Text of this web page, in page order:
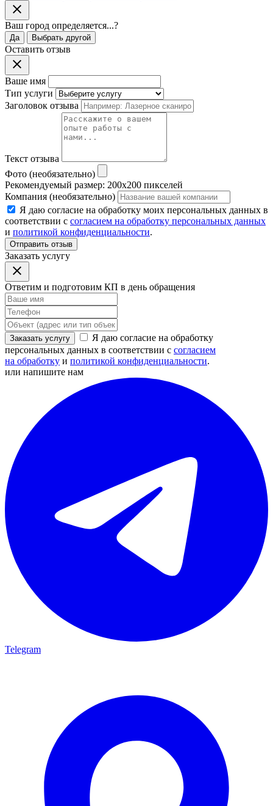
Ваш город определяется...?
Да Выбрать другой
Оставить отзыв
Ваше имя
Тип услуги
Заголовок отзыва
Текст отзыва
Фото (необязательно)
Рекомендуемый размер: 200x200 пикселей
Компания (необязательно)
Я даю согласие на обработку моих персональных данных в
соответствии с согласием на обработку персональных данных
и политикой конфиденциальности.
Отправить отзыв
Заказать услугу
Ответим и подготовим КП в день обращения
Заказать услугу
Я даю согласие на обработку
персональных данных в соответствии с согласием
на обработку и политикой конфиденциальности.
или напишите нам
Telegram